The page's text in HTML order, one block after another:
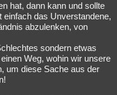
hat, dann kann und sollte
einfach das Unverstandene,
abzulenken, von
sondern etwas
Weg, wohin wir unsere
um diese Sache aus der